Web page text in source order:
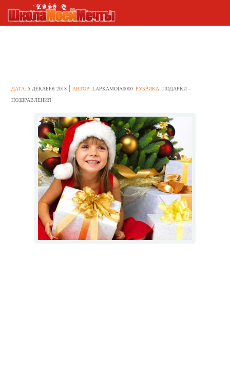
ДАТА:5 ДЕКАБРЯ 2018 АВТОР:LAPKAMOIA0000 РУБРИКА:ПОДАРКИ -
ПОЗДРАВЛЕНИЯ